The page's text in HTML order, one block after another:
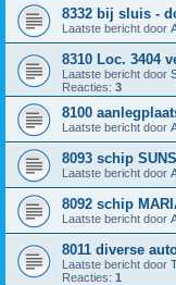
8332 bij sluis -
Laatste bericht door
8310 Loc. 3404
Laatste bericht door
Reacties: 3
8100
Laatste bericht door
8093 schip
Laatste bericht door
8092 schip
Laatste bericht door
8011 diverse
Laatste bericht door
Reacties: 1